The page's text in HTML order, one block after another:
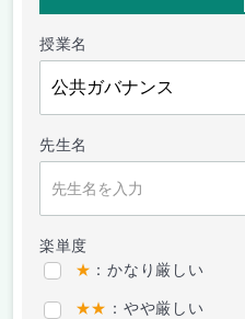
授業名
先生名
楽単度
★ ：かなり厳しい
★★ ：やや厳しい